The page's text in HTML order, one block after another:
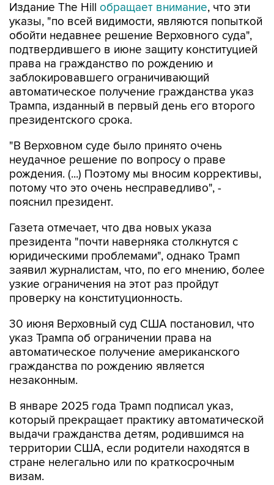
Издание The Hill обращает внимание, что эти
указы, "по всей видимости, являются попыткой
обойти недавнее решение Верховного суда",
подтвердившего в июне защиту конституцией
права на гражданство по рождению и
заблокировавшего ограничивающий
автоматическое получение гражданства указ
Трампа, изданный в первый день его второго
президентского срока.
"В Верховном суде было принято очень
неудачное решение по вопросу о праве
рождения. (...) Поэтому мы вносим коррективы,
потому что это очень несправедливо", -
пояснил президент.
Газета отмечает, что два новых указа
президента "почти наверняка столкнутся с
юридическими проблемами", однако Трамп
заявил журналистам, что, по его мнению, более
узкие ограничения на этот раз пройдут
проверку на конституционность.
30 июня Верховный суд США постановил, что
указ Трампа об ограничении права на
автоматическое получение американского
гражданства по рождению является
незаконным.
В январе 2025 года Трамп подписал указ,
который прекращает практику автоматической
выдачи гражданства детям, родившимся на
территории США, если родители находятся в
стране нелегально или по краткосрочным
визам.